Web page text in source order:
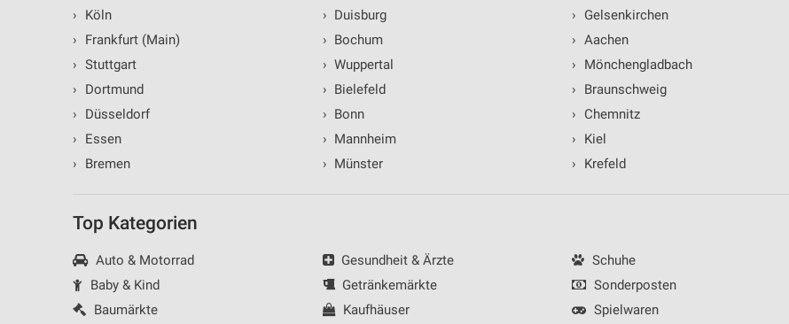
›
Köln
›
Frankfurt (Main)
› Stuttgart
›
Dortmund
›
Düsseldorf
›
Essen
›
Bremen
› Duisburg
› Bochum
› Wuppertal
› Bielefeld
› Bonn
› Mannheim
› Münster
›
Gelsenkirchen
› Aachen
›
Mönchengladbach
›
Braunschweig
›
Chemnitz
›
Kiel
›
Krefeld
Top Kategorien
Auto & Motorrad
Baby & Kind
Baumärkte
Gesundheit & Ärzte
Getränkemärkte
Kaufhäuser
Schuhe
Sonderposten
Spielwaren
Verwendung genauer Standortdaten
Geräte anhand von aktiv angeforderten Informationen identifizieren
Performance